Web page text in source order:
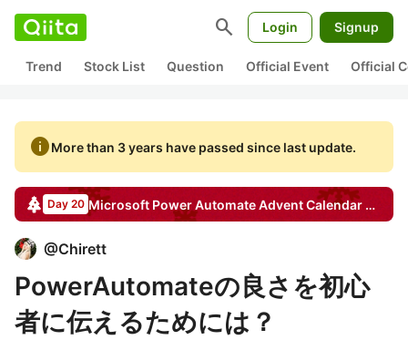
search Login Signup
Trend Stock List Question Official Event Official
infoMore than 3 years have passed since last update.
Day 20 Microsoft Power AutomateAdvent Calendar 2022
@Chirett
PowerAutomateの良さを初心
者に伝えるためには？